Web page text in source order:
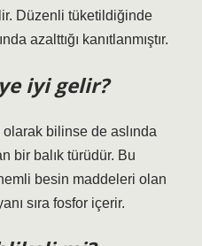
Düzenli tüketildiğinde
azalttığı kanıtlanmıştır.
iyi gelir?
olarak bilinse de aslında
bir balık türüdür. Bu
besin maddeleri olan
sıra fosfor içerir.